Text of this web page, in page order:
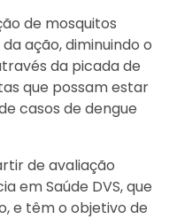
de mosquitos
ação, diminuindo o
da picada de
que possam estar
casos de dengue
de avaliação
em Saúde DVS, que
e têm o objetivo de